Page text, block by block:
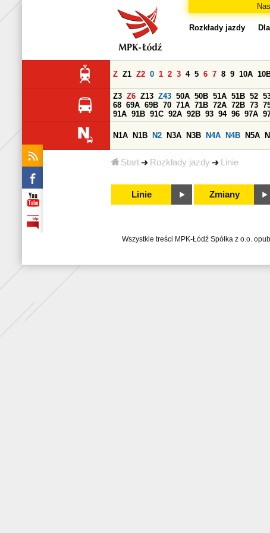
Start Rozkłady jazdy Linie
Rozkłady jazdy
Z Z1 Z2 0 1 2 3 4 5 6 7 8 9 10A
Z3 Z6 Z13 Z43 50A 50B 51A 51B 52
68 69A 69B 70 71A 71B 72A 72B 73
91A 91B 91C 92A 92B 93 94 96 97A
N1A N1B N2 N3A N3B N4A N4B N5A
Linie Zmiany
Wszystkie treści MPK-Łódź Spółka z o.o.